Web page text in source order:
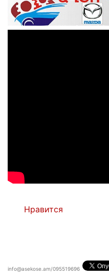
Нравится
info@asekose.am/095519696